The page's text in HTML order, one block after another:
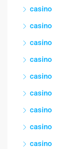
casino
casino
casino
casino
casino
casino
casino
casino
casino